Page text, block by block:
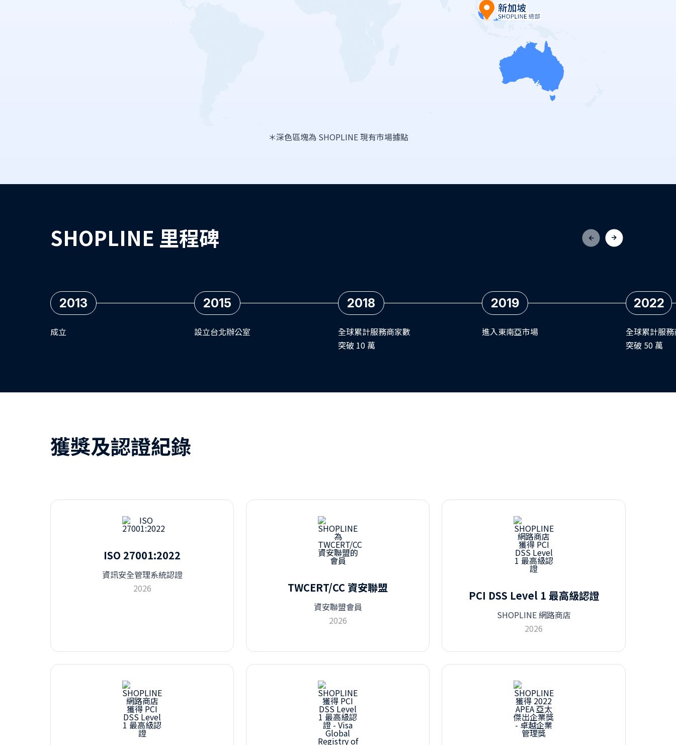
＊深色區塊為 SHOPLINE 現有市場據點
SHOPLINE 里程碑
2013
成立
2015
設立台北辦公室
2018
全球累計服務商家數
突破 10 萬
2019
進入東南亞市場
2022
全球累計服
突破 50 萬
prev next
獲獎及認證紀錄
ISO 27001:2022
資訊安全管理系統認證
2026
TWCERT/CC 資安聯盟
資安聯盟會員
2026
PCI DSS Level 1 最高級認證
SHOPLINE 網路商店
2026